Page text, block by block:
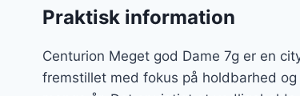
Praktisk information
Centurion Meget god Dame 7g er en
fremstillet med fokus på holdbarhed